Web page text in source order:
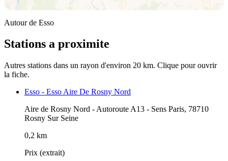
Autour de Esso
Stations a proximite
Autres stations dans un rayon d'environ 20 km. Clique pour ouvrir
la fiche.
Esso - Esso Aire De Rosny Nord
Aire de Rosny Nord - Autoroute A13 - Sens Paris, 78710
Rosny Sur Seine
0,2 km
Prix (extrait)